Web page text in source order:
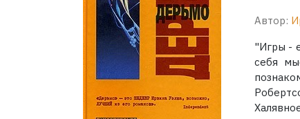
Автор:
"Игры -
себя